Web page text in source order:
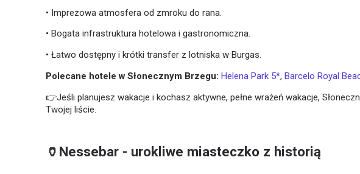
• Imprezowa atmosfera od zmroku do rana.
• Bogata infrastruktura hotelowa i gastronomiczna.
• Łatwo dostępny i krótki transfer z lotniska w Burgas.
Polecane hotele w Słonecznym Brzegu: Helena Park 5*, Barcelo Royal
👉Jeśli planujesz wakacje i kochasz aktywne, pełne wrażeń wakacje,
Twojej liście.
🏺Nessebar - urokliwe miasteczko z historią